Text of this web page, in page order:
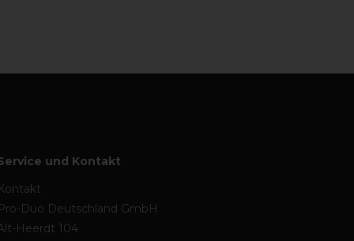
und Kontakt
Duo Deutschland GmbH
Heerdt 104